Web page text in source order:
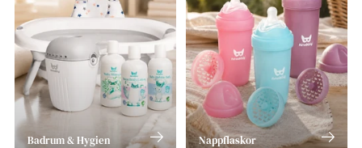
Badrum & Hygien Nappflaskor